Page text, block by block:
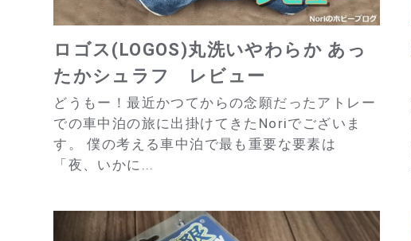
ロゴス(LOGOS)丸洗いやわらか あっ
たかシュラフ レビュー
どうもー！最近かつてからの念願だったアトレー
での車中泊の旅に出掛けてきたNoriでございま
す。 僕の考える車中泊で最も重要な要素は
「夜、いかに...